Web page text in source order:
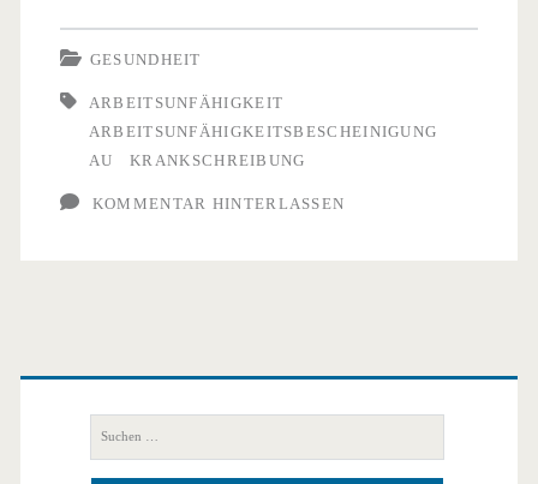
geht’s
auch
GESUNDHEIT
ARBEITSUNFÄHIGKEIT
ARBEITSUNFÄHIGKEITSBESCHEINIGUNG
AU
KRANKSCHREIBUNG
KOMMENTAR HINTERLASSEN
Primäre
Seitenleiste
nach: